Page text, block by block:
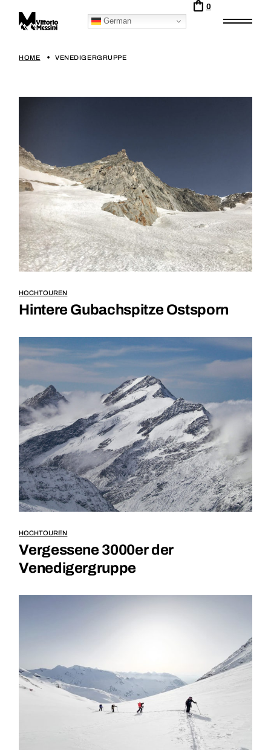
German
0
HOME VENEDIGERGRUPPE
HOCHTOUREN
Hintere Gubachspitze Ostsporn
HOCHTOUREN
Vergessene 3000er der
Venedigergruppe